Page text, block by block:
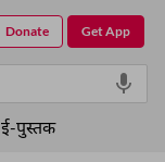
Get App
Donate
ई-पुस्तक